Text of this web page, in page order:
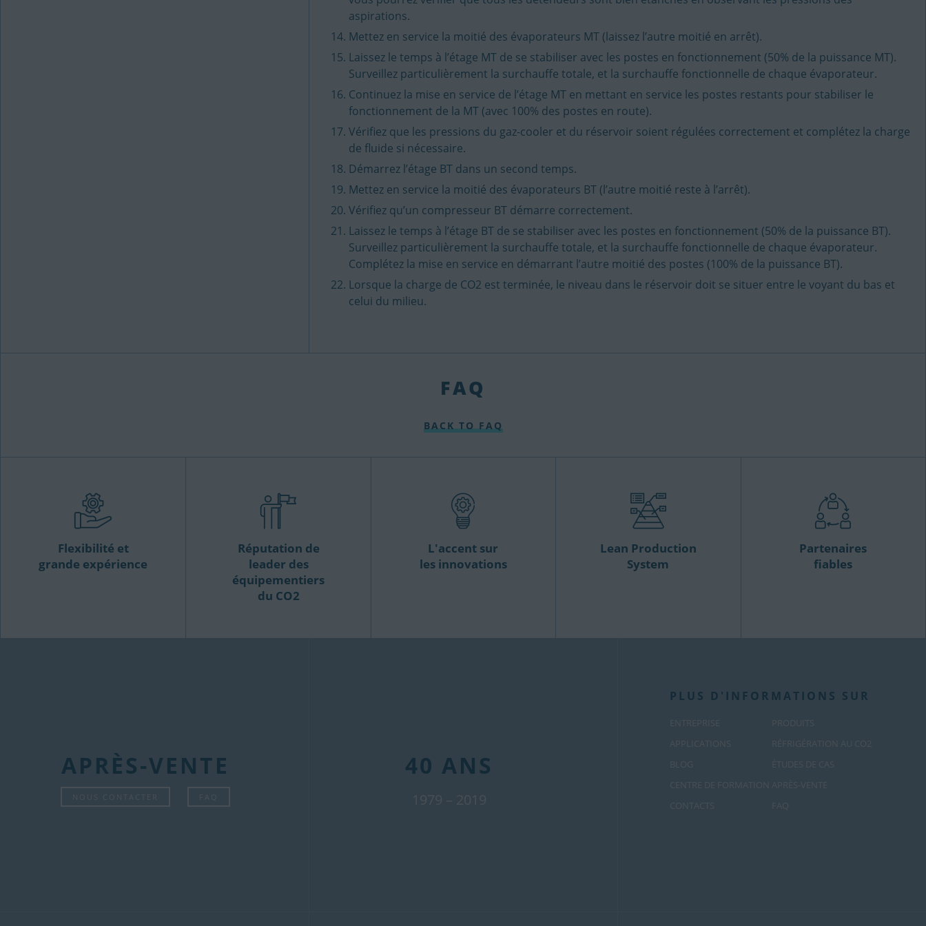
aspirations.
Mettez en service la moitié des évaporateurs MT (laissez l’autre moitié en arrêt).
Laissez le temps à l’étage MT de se stabiliser avec les postes en fonctionnement (50% de la puissance MT).
Surveillez particulièrement la surchauffe totale, et la surchauffe fonctionnelle de chaque évaporateur.
Continuez la mise en service de l’étage MT en mettant en service les postes restants pour stabiliser le
fonctionnement de la MT (avec 100% des postes en route).
Vérifiez que les pressions du gaz-cooler et du réservoir soient régulées correctement et complétez la charge
de fluide si nécessaire.
Démarrez l’étage BT dans un second temps.
Mettez en service la moitié des évaporateurs BT (l’autre moitié reste à l’arrêt).
Vérifiez qu’un compresseur BT démarre correctement.
Laissez le temps à l’étage BT de se stabiliser avec les postes en fonctionnement (50% de la puissance BT).
Surveillez particulièrement la surchauffe totale, et la surchauffe fonctionnelle de chaque évaporateur.
Complétez la mise en service en démarrant l’autre moitié des postes (100% de la puissance BT).
Lorsque la charge de CO2 est terminée, le niveau dans le réservoir doit se situer entre le voyant du bas et
celui du milieu.
FAQ
BACK TO FAQ
Flexibilité et
grande expérience
Réputation de
leader des
équipementiers
du CO2
L'accent sur
les innovations
Lean Production
System
Partenaires
fiables
APRÈS-VENTE 40 ANS
PLUS D'INFORMATIONS SUR